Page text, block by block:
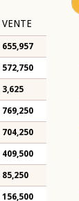
VENTE
655,957
572,750
3,625
769,250
704,250
409,500
85,250
156,500